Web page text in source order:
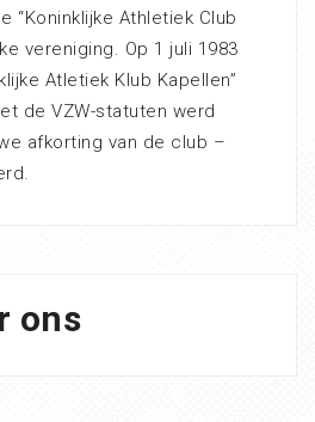
“Koninklijke Athletiek Club
vereniging. Op 1 juli 1983
Atletiek Klub Kapellen”
de VZW-statuten werd
afkorting van de club –
ons